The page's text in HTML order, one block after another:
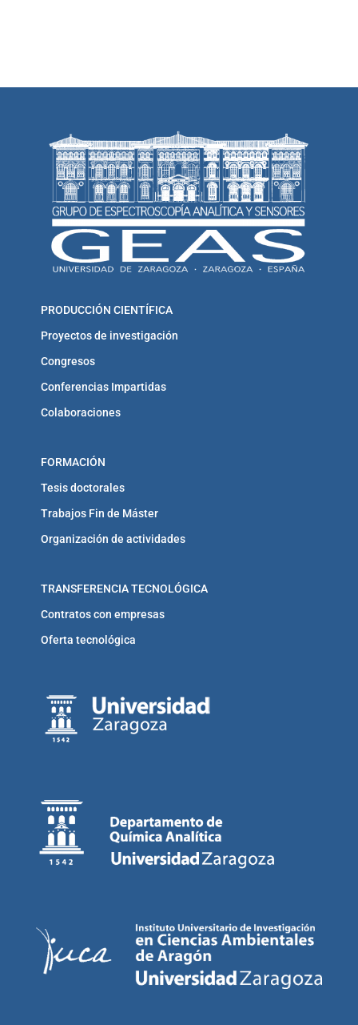
PRODUCCIÓN CIENTÍFICA
Proyectos de investigación
Congresos
Conferencias Impartidas
Colaboraciones
FORMACIÓN
Tesis doctorales
Trabajos Fin de Máster
Organización de actividades
TRANSFERENCIA TECNOLÓGICA
Contratos con empresas
Oferta tecnológica